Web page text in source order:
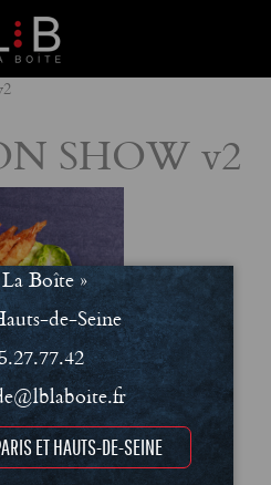
SHOW v2
Boîte »
de-Seine
ET HAUTS-DE-SEINE